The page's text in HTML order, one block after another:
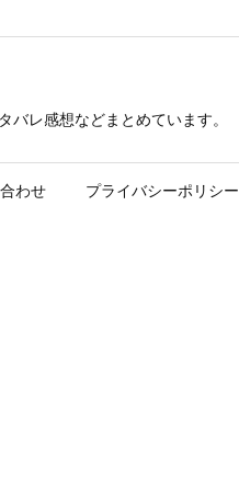
レ感想などまとめています。
わせ プライバシーポリシー